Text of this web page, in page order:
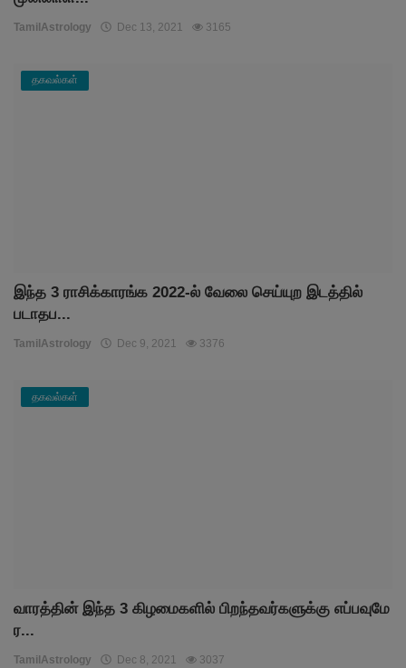
TamilAstrology Dec 13, 2021 3165
தகவல்கள்
இந்த 3 ராசிக்காரங்க 2022-ல் வேலை செய்யுற இடத்தில்
படாதப...
TamilAstrology Dec 9, 2021 3376
தகவல்கள்
வாரத்தின் இந்த 3 கிழமைகளில் பிறந்தவர்களுக்கு எப்பவுமே
ர...
TamilAstrology Dec 8, 2021 3037